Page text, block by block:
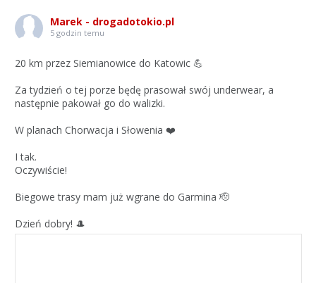
Marek - drogadotokio.pl
5 godzin temu
20 km przez Siemianowice do Katowic 💪
Za tydzień o tej porze będę prasował swój underwear, a
następnie pakował go do walizki.
W planach Chorwacja i Słowenia ❤️
I tak.
Oczywiście!
Biegowe trasy mam już wgrane do Garmina 🫡
Dzień dobry! 🎩